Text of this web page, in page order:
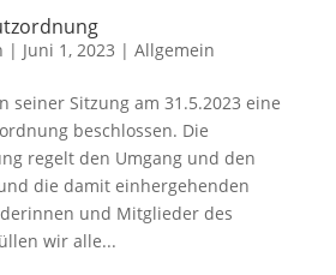
| Juni 1, 2023 | Allgemein
seiner Sitzung am 31.5.2023 eine
beschlossen. Die
regelt den Umgang und den
die damit einhergehenden
und Mitglieder des
wir alle...